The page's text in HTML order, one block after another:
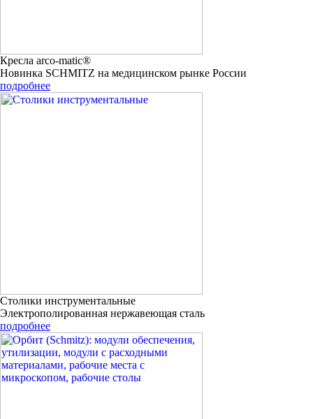
Кресла arco-matic®
Новинка SCHMITZ на медицинском рынке России
подробнее
Столики инструментальные
Электрополированная нержавеющая сталь
подробнее